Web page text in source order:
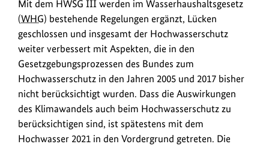
Mit dem HWSG III werden im Wasserhaushaltsgesetz
(WHG) bestehende Regelungen ergänzt, Lücken
geschlossen und insgesamt der Hochwasserschutz
weiter verbessert mit Aspekten, die in den
Gesetzgebungsprozessen des Bundes zum
Hochwasserschutz in den Jahren 2005 und 2017 bisher
nicht berücksichtigt wurden. Dass die Auswirkungen
des Klimawandels auch beim Hochwasserschutz zu
berücksichtigen sind, ist spätestens mit dem
Hochwasser 2021 in den Vordergrund getreten. Die